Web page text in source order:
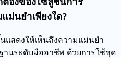
ม่นยำเพียงใด?
แสดงให้เห็นถึงความแม่นยำ
านระดับมืออาชีพ ด้วยการใช้ชุด